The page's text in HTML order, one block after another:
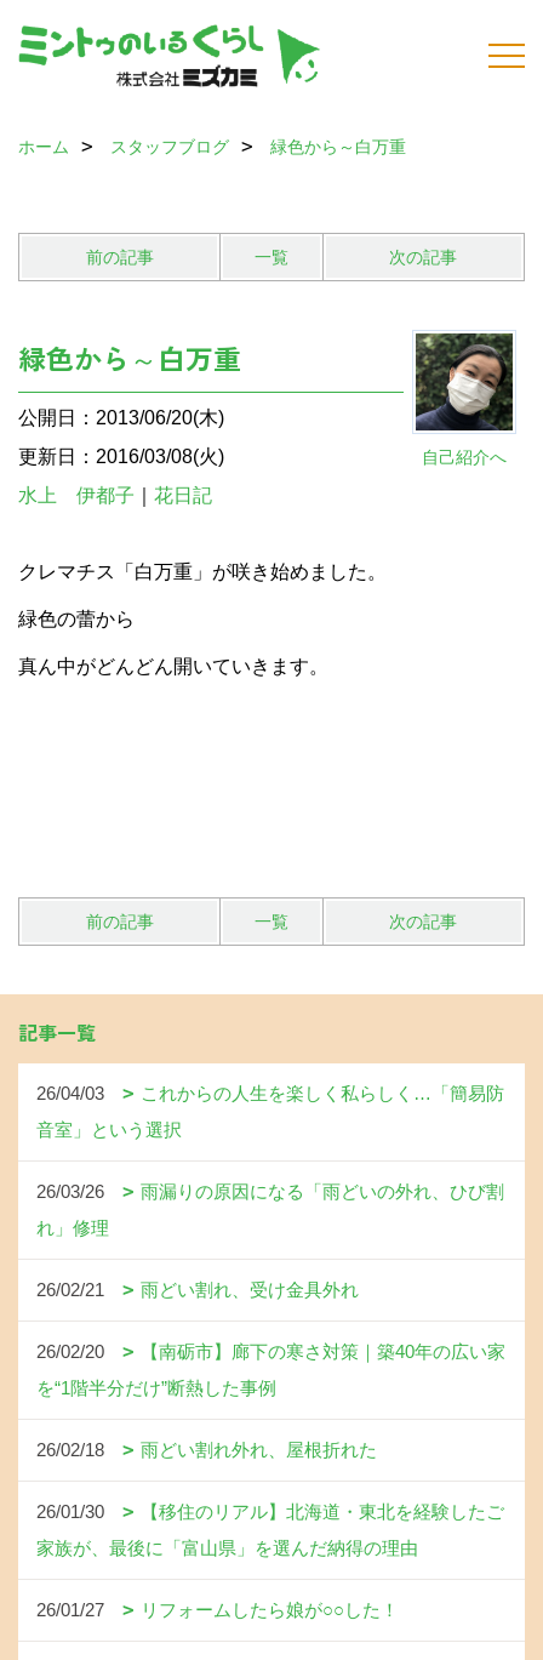
ホーム スタッフブログ 緑色から～白万重
前の記事 一覧 次の記事
自己紹介へ
緑色から～白万重
公開日：2013/06/20(木)
更新日：2016/03/08(火)
水上 伊都子
花日記
クレマチス「白万重」が咲き始めました。
緑色の蕾から
真ん中がどんどん開いていきます。
前の記事 一覧 次の記事
記事一覧
26/04/03
これからの人生を楽しく私らしく…「簡易防
音室」という選択
26/03/26
雨漏りの原因になる「雨どいの外れ、ひび割
れ」修理
26/02/21 雨どい割れ、受け金具外れ
26/02/20
【南砺市】廊下の寒さ対策｜築40年の広い家
を“1階半分だけ”断熱した事例
26/02/18 雨どい割れ外れ、屋根折れた
26/01/30
【移住のリアル】北海道・東北を経験したご
家族が、最後に「富山県」を選んだ納得の理由
26/01/27 リフォームしたら娘が○○した！